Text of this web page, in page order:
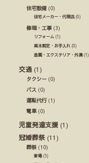
住宅設備(0)
住宅メーカー・代理店 (0)
修理・工事(3)
リフォーム (1)
庭木剪定・お手入れ (0)
造園・エクステリア・外溝(1)
交通 (1)
タクシー (0)
バス (0)
運転代行(1)
電車(0)
児童発達支援 (1)
冠婚葬祭 (11)
葬祭(10)
斎場(5)